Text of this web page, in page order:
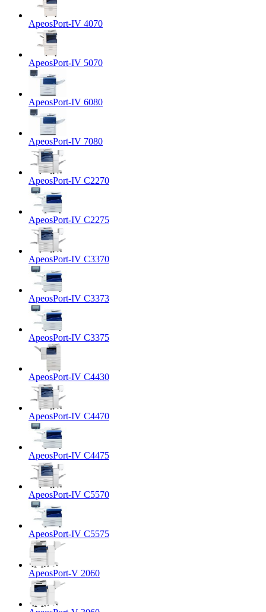
ApeosPort-IV 4070
ApeosPort-IV 5070
ApeosPort-IV 6080
ApeosPort-IV 7080
ApeosPort-IV C2270
ApeosPort-IV C2275
ApeosPort-IV C3370
ApeosPort-IV C3373
ApeosPort-IV C3375
ApeosPort-IV C4430
ApeosPort-IV C4470
ApeosPort-IV C4475
ApeosPort-IV C5570
ApeosPort-IV C5575
ApeosPort-V 2060